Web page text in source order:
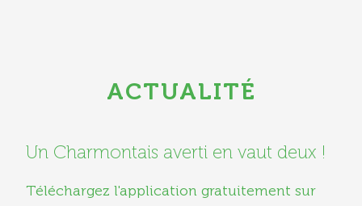
ACTUALITÉ
Un Charmontais averti en vaut deux !
Téléchargez l'application gratuitement sur